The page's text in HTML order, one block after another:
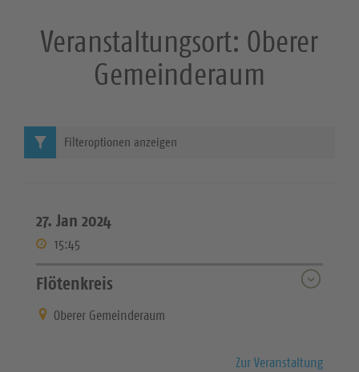
Veranstaltungsort: Oberer
Gemeinderaum
27. Jan 2024
15:45
Flötenkreis
Oberer Gemeinderaum
Zur Veranstaltung
Filteroptionen anzeigen